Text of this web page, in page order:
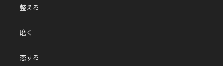
整える
磨く
恋する